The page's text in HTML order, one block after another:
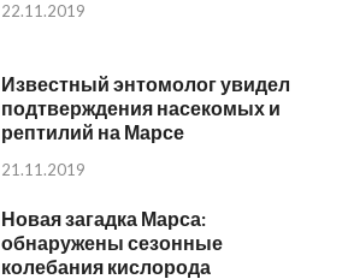
22.11.2019
Известный энтомолог увидел
подтверждения насекомых и
рептилий на Марсе
21.11.2019
Новая загадка Марса:
обнаружены сезонные
колебания кислорода